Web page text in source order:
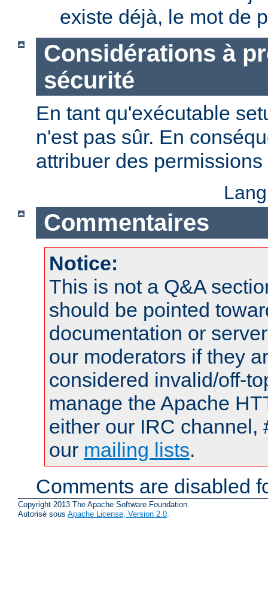
existe déjà, le mot de
Considérations à
sécurité
En tant qu'exécutable
n'est pas sûr. En
attribuer des
Commentaires
Notice:
This is not a Q&A
should be pointed
documentation or
our moderators if they
considered invalid/off-
manage the Apache
either our IRC channel,
our mailing lists.
Comments are disabled
Copyright 2013 The Apache Software Foundation.
Autorisé sous Apache License, Version 2.0.